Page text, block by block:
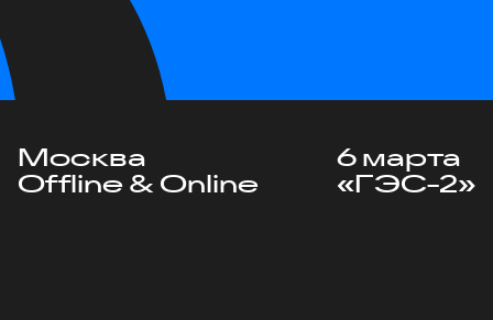
Москва
Offline & Online
6 марта
«ГЭС-2»